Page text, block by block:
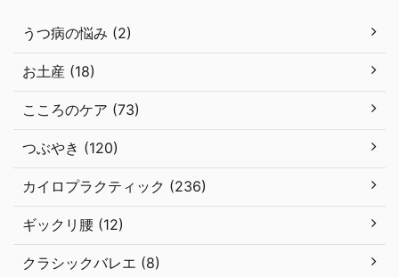
うつ病の悩み (2)
お土産 (18)
こころのケア (73)
つぶやき (120)
カイロプラクティック (236)
ギックリ腰 (12)
クラシックバレエ (8)